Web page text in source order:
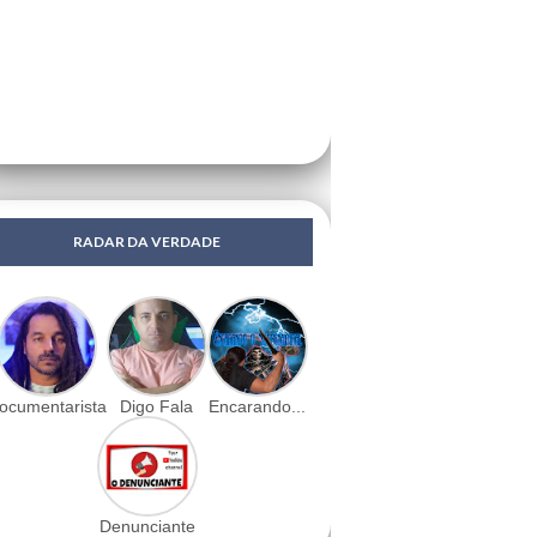
RADAR DA VERDADE
Digo Fala Encarando...
Denunciante